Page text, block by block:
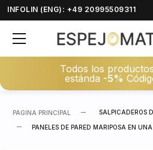
INFOLIN (ENG): +49 20995509311
Todos los
estánda -5%
PAGINA PRINCIPAL SALPICADEROS
PANELES DE PARED MARIPOSA EN